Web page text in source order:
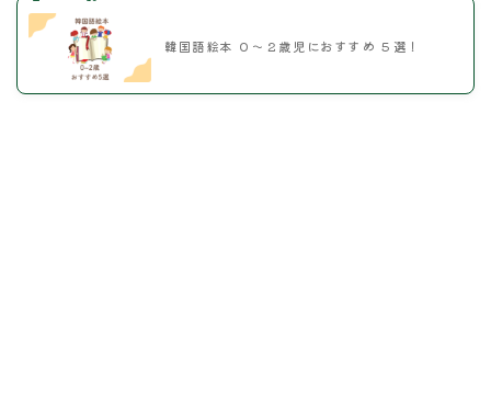
韓国語絵本 ０～２歳児におすすめ ５選！